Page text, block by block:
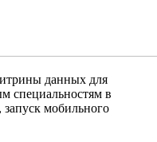
данных для
специальностям в
запуск мобильного